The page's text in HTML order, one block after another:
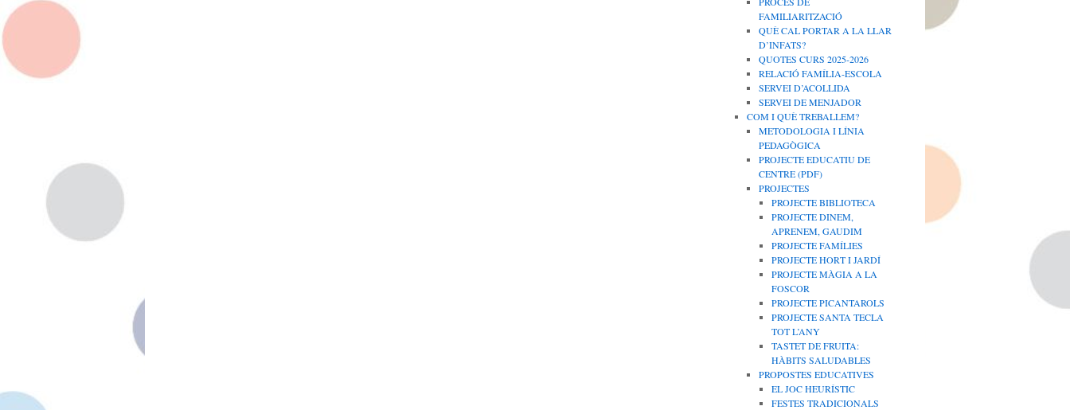
FAMILIARITZACIÓ
QUÈ CAL PORTAR A LA LLAR
D’INFATS?
QUOTES CURS 2025-2026
RELACIÓ FAMÍLIA-ESCOLA
SERVEI D’ACOLLIDA
SERVEI DE MENJADOR
COM I QUÈ TREBALLEM?
METODOLOGIA I LÍNIA
PEDAGÒGICA
PROJECTE EDUCATIU DE
CENTRE (PDF)
PROJECTES
PROJECTE BIBLIOTECA
PROJECTE DINEM,
APRENEM, GAUDIM
PROJECTE FAMÍLIES
PROJECTE HORT I JARDÍ
PROJECTE MÀGIA A LA
FOSCOR
PROJECTE PICANTAROLS
PROJECTE SANTA TECLA
TOT L’ANY
TASTET DE FRUITA:
HÀBITS SALUDABLES
PROPOSTES EDUCATIVES
EL JOC HEURÍSTIC
FESTES TRADICIONALS